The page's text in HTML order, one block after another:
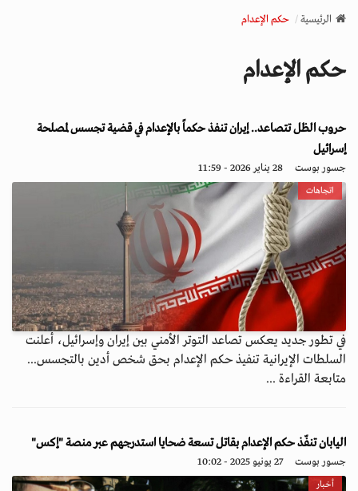
v
a
o
n
الرئيسية حكم الإعدام
حكم الإعدام
حروب الظل تتصاعد.. إيران تنفذ حكماً بالإعدام في قضية تجسس لمصلحة
إسرائيل
جسور بوست 28 يناير 2026 - 11:59
اتجاهات
في تطور جديد يعكس تصاعد التوتر الأمني بين إيران وإسرائيل، أعلنت
السلطات الإيرانية تنفيذ حكم الإعدام بحق شخص أدين بالتجسس...
متابعة القراءة ...
اليابان تنفّذ حكم الإعدام بقاتل تسعة ضحايا استدرجهم عبر منصة "إكس"
جسور بوست 27 يونيو 2025 - 10:02
أخبار